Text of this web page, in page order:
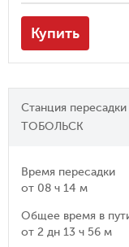
Купить
Станция пересадки
ТОБОЛЬСК
Время пересадки
от 08 ч 14 м
Общее время в
от 2 дн 13 ч 56 м